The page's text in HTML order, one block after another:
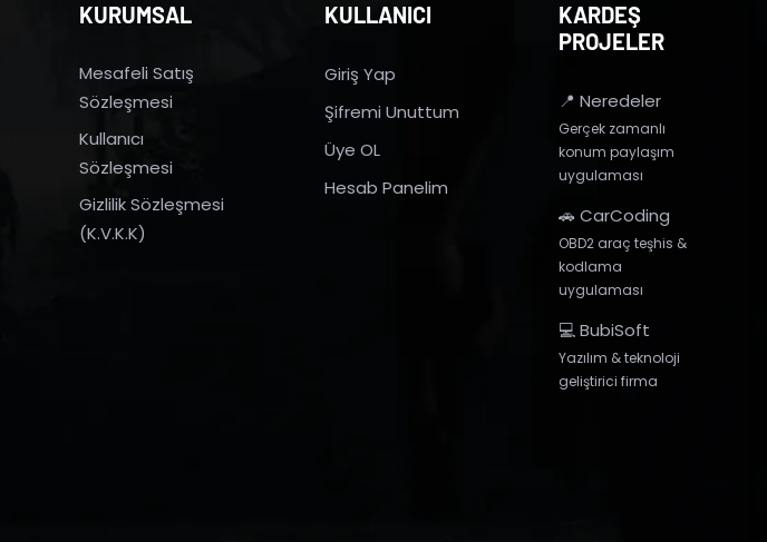
KURUMSAL
Mesafeli Satış
Sözleşmesi
Kullanıcı
Sözleşmesi
Gizlilik Sözleşmesi
(K.V.K.K)
KULLANICI
Giriş Yap
Şifremi Unuttum
Üye OL
Hesab Panelim
KARDEŞ
PROJELER
📍 Neredeler
Gerçek zamanlı
konum paylaşım
uygulaması
🚗 CarCoding
OBD2 araç teşhis &
kodlama
uygulaması
💻 BubiSoft
Yazılım & teknoloji
geliştirici firma